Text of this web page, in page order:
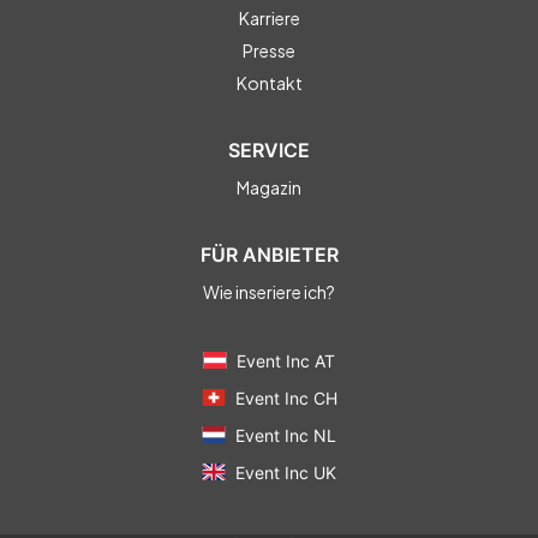
* Limonadenstand I Getränkespender
Karriere
Presse
Kontakt
SERVICE
Magazin
FÜR ANBIETER
Wie inseriere ich?
Event Inc AT
Event Inc CH
Event Inc NL
Event Inc UK